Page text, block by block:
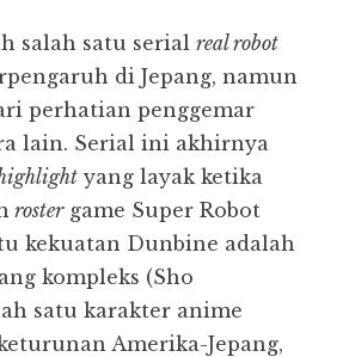
salah satu serial real robot
di Jepang, namun
perhatian penggemar
lain. Serial ini akhirnya
yang layak ketika
rostergame Super Robot
kekuatan Dunbine adalah
kompleks (Sho
satu karakter anime
Amerika-Jepang,